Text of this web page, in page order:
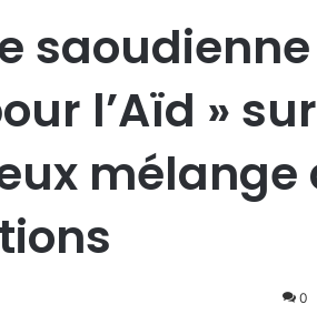
saoudienne
l’Aïd »
mélange
0